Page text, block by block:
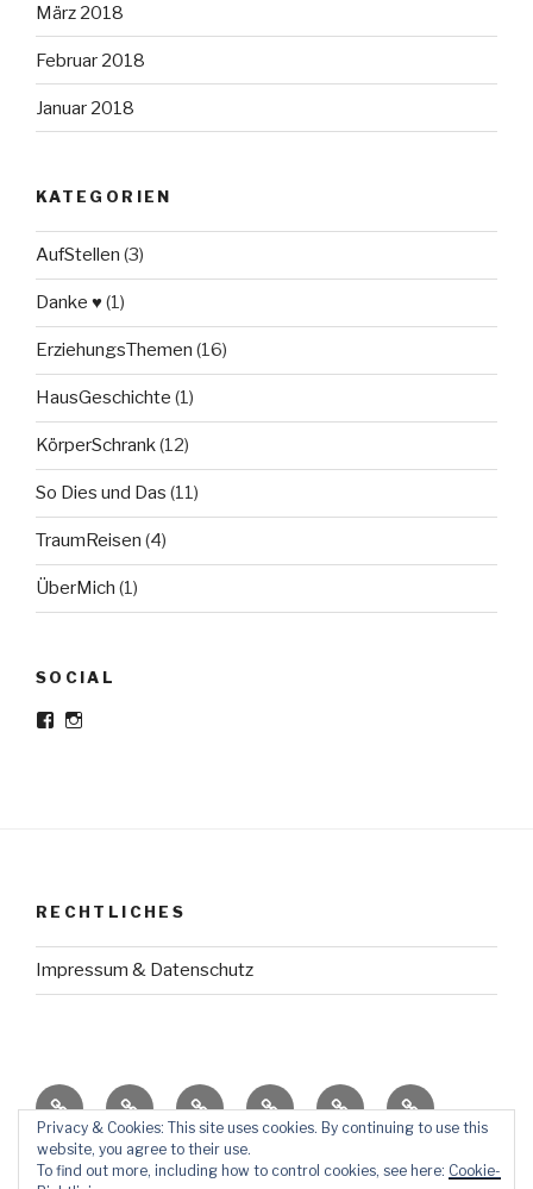
März 2018
Februar 2018
Januar 2018
KATEGORIEN
AufStellen (3)
Danke ♥(1)
ErziehungsThemen (16)
HausGeschichte (1)
KörperSchrank(12)
So Dies und Das (11)
TraumReisen (4)
ÜberMich (1)
SOCIAL
ProfilProfil
RECHTLICHES
Impressum & Datenschutz
HausGeschichte
TraumReisenErziehungsThemen
AufStellenKörperSchrank
So
Dies
und
ÜberMich
Privacy & Cookies: This site uses cookies. By continuing to use this
website, you agree to their use.
To find out more, including how to control cookies, see here: Cookie-